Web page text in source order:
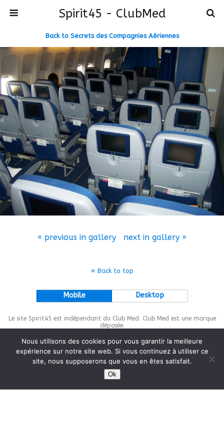
Spirit45 - ClubMed
Back to Secrets des Compagnies Aériennes
« previous in gallery next in gallery »
Back to top
Mobile Desktop
Le site Spirit45 est indépendant du Club Med. Club Med est une marque
déposée.
This site is protected bywp-copyrightpro.com
Nous utilisons des cookies pour vous garantir la meilleure
expérience sur notre site web. Si vous continuez à utiliser ce
site, nous supposerons que vous en êtes satisfait.
Ok